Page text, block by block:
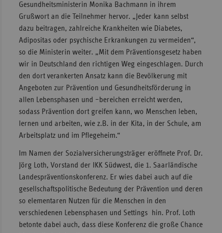
Gesundheitsministerin Monika Bachmann in ihrem
Grußwort an die Teilnehmer hervor. „Jeder kann selbst
dazu beitragen, zahlreiche Krankheiten wie Diabetes,
Adipositas oder psychische Erkrankungen zu vermeiden“,
so die Ministerin weiter. „Mit dem Präventionsgesetz haben
wir in Deutschland den richtigen Weg eingeschlagen. Durch
den dort verankerten Ansatz kann die Bevölkerung mit
Angeboten zur Prävention und Gesundheitsförderung in
allen Lebensphasen und –bereichen erreicht werden,
sodass Prävention dort greifen kann, wo Menschen leben,
lernen und arbeiten, wie z.B. in der Kita, in der Schule, am
Arbeitsplatz und im Pflegeheim.“
Im Namen der Sozialversicherungsträger eröffnete Prof. Dr.
Jörg Loth, Vorstand der IKK Südwest, die 1. Saarländische
Landespräventionskonferenz. Er wies dabei auch auf die
gesellschaftspolitische Bedeutung der Prävention und deren
so elementaren Nutzen für die Menschen in den
verschiedenen Lebensphasen und Settings hin. Prof. Loth
betonte dabei auch, dass diese Konferenz die große Chance